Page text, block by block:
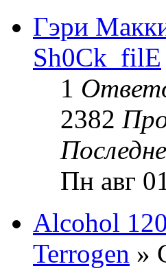
Гэри
Sh0Ck_filE
1
2382
Пн авг
Alcohol
Terrogen »